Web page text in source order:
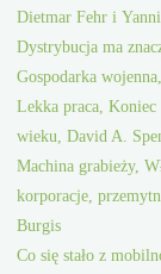
Dietmar Fehr i
Dystrybucja ma
Gospodarka
Lekka praca,
wieku, David A.
Machina grabieży,
korporacje,
Burgis
Co się stało z